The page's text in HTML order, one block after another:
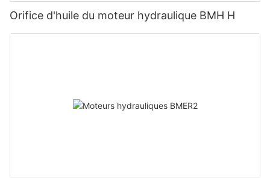
Orifice d'huile du moteur hydraulique BMH H